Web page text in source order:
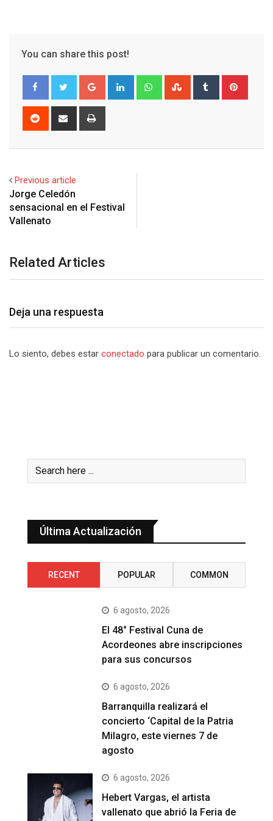
You can share this post!
Google+ LinkedIn WhatsappStumbleUpon
Tumblr
Reddit
Share
Previous article
Jorge Celedón
sensacional en el Festival‏
Vallenato
Related Articles
Deja una respuesta
Lo siento, debes estar conectado para publicar un comentario.
Última Actualización
RECENT POPULAR COMMON
6 agosto, 2026
El 48° Festival Cuna de
Acordeones abre inscripciones
para sus concursos
6 agosto, 2026
Barranquilla realizará el
concierto ‘Capital de la Patria
Milagro, este viernes 7 de
agosto
6 agosto, 2026
Hebert Vargas, el artista
vallenato que abrió la Feria de